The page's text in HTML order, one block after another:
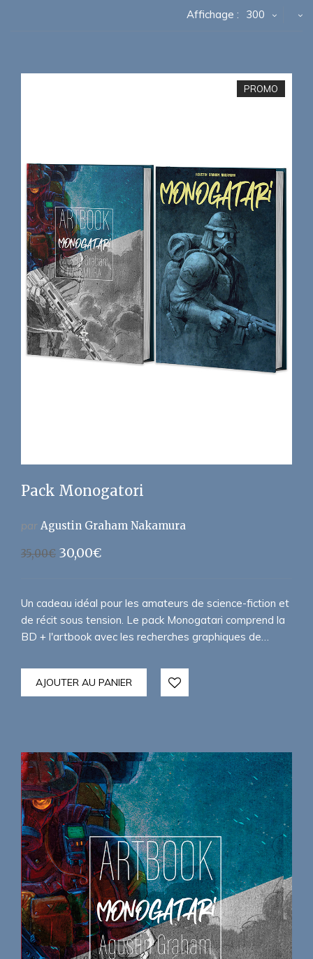
Affichage : 300
PROMO
Pack Monogatori
par Agustin Graham Nakamura
35,00€ Le
était :
35,00€.
30,00€Le
est :
30,00€.
Un cadeau idéal pour les amateurs de science-fiction et
de récit sous tension. Le pack Monogatari comprend la
BD + l'artbook avec les recherches graphiques de…
AJOUTER AU PANIER